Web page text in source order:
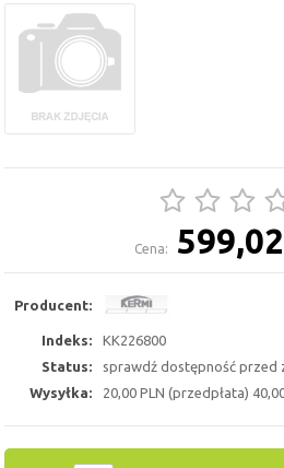
Cena:
Producent:
Indeks:
KK226800
Status:
sprawdź dostępność przed
Wysyłka:
20,00 PLN (przedpłata)